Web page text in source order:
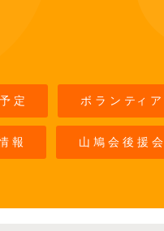
定 ボ ラ ン ティ ア
報 山 鳩 会 後 援 会